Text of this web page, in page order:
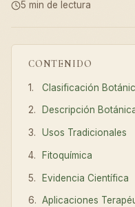
5 min de lectura
CONTENIDO
Clasificación
Descripción
Usos Tradicionales
Fitoquímica
Evidencia Científica
Aplicaciones